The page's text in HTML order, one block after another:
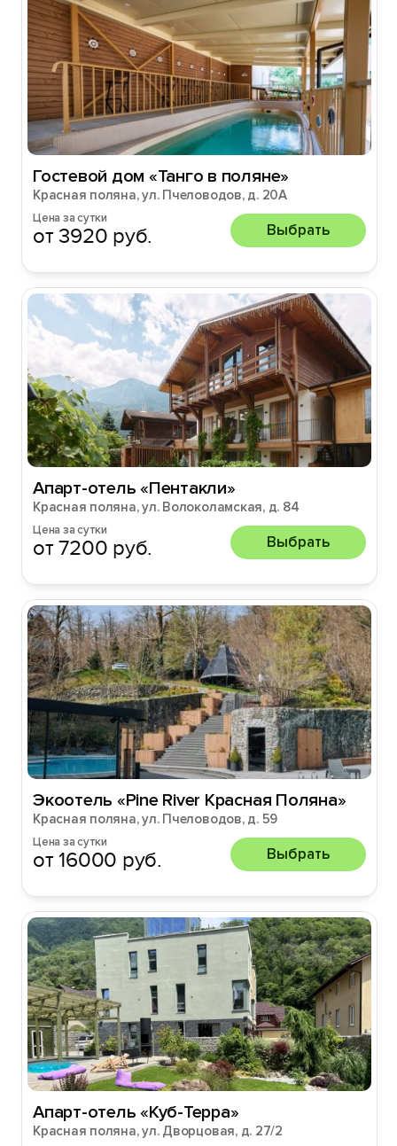
Гостевой дом «Танго в поляне»
Красная поляна, ул. Пчеловодов, д. 20А
Цена за сутки
от 3920 руб. Выбрать
Апарт-отель «Пентакли»
Красная поляна, ул. Волоколамская, д. 84
Цена за сутки
от 7200 руб. Выбрать
Экоотель «Pine River Красная Поляна»
Красная поляна, ул. Пчеловодов, д. 59
Цена за сутки
от 16000 руб. Выбрать
Апарт-отель «Куб-Терра»
Красная поляна, ул. Дворцовая, д. 27/2